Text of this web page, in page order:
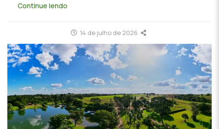
Continue lendo
14 de julho de 2026